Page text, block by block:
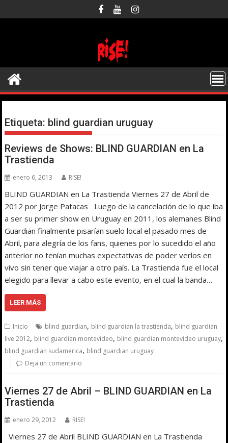
al
Etiqueta: blind guardian uruguay
Reviews de Shows: BLIND GUARDIAN en La
Trastienda
enero 6, 2013 RISE!
BLIND GUARDIAN en La Trastienda Viernes 27 de Abril de
2012 por Jorge Patacas Luego de la cancelación de lo que iba
a ser su primer show en Uruguay en 2011, los alemanes Blind
Guardian finalmente pisarían suelo local el pasado mes de
Abril, para alegría de los fans, quienes por lo sucedido el año
anterior no tenían muchas expectativas de poder verlos en
vivo sin tener que viajar a otro país. La Trastienda fue el local
elegido para llevar a cabo este evento, en el cual la banda…
LEER MÁS
Inicio blind guardian, blind guardian la trastienda, blind guardian
live 2012, blind guardian montevideo, blind guardian montevideo uruguay,
blind guardian sudamerica, blind guardian uruguay
Deja un comentario
Viernes 27 de Abril – BLIND GUARDIAN en La
Trastienda
enero 29, 2012 RISE!
Viernes 27 de Abril BLIND GUARDIAN en La Trastienda